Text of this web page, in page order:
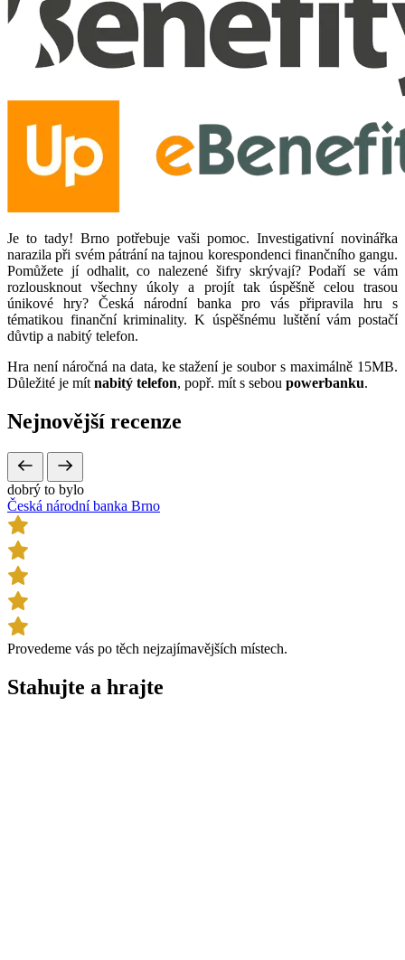
Je to tady! Brno potřebuje vaši pomoc. Investigativní novinářka
narazila při svém pátrání na tajnou korespondenci finančního gangu.
Pomůžete jí odhalit, co nalezené šifry skrývají? Podaří se vám
rozlousknout všechny úkoly a projít tak úspěšně celou trasou
únikové hry? Česká národní banka pro vás připravila hru s
tématikou finanční kriminality. K úspěšnému luštění vám postačí
důvtip a nabitý telefon.
Hra není náročná na data, ke stažení je soubor s maximálně 15MB.
Důležité je mít nabitý telefon, popř. mít s sebou powerbanku.
Nejnovější recenze
dobrý to bylo
Česká národní banka Brno
Provedeme vás po těch nejzajímavějších místech.
Stahujte a hrajte